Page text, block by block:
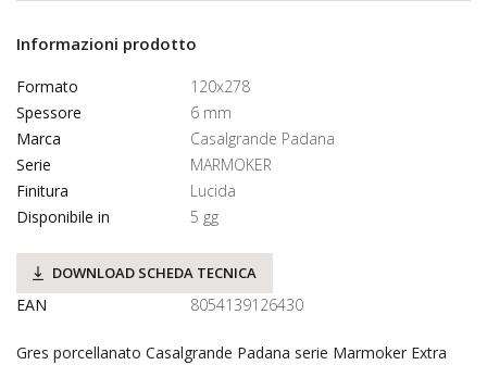
Informazioni prodotto
Formato
120x278
Spessore
6 mm
Marca
Casalgrande Padana
Serie
MARMOKER
Finitura
Lucida
Disponibile in
5 gg
DOWNLOAD SCHEDA TECNICA
EAN 8054139126430
Gres porcellanato Casalgrande Padana serie Marmoker Extra